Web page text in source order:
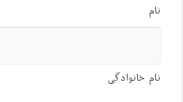
نام
نام خانوادگی